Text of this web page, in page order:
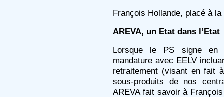
François Hollande, placé à
AREVA, un Etat dans l’Etat
Lorsque le PS signe en
mandature avec EELV
retraitement (visant en fait
sous-produits de nos
AREVA fait savoir à